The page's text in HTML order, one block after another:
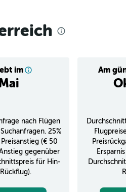
im Am
nach Flügen
25%
(€ 50
gegenüber
für Hin-